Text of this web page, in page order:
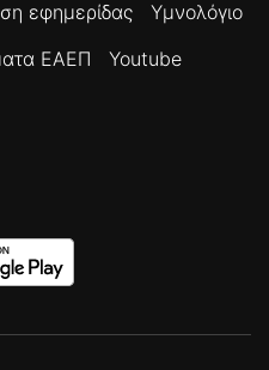
εφημερίδας
Υμνολόγιο
ΕΑΕΠ
Youtube